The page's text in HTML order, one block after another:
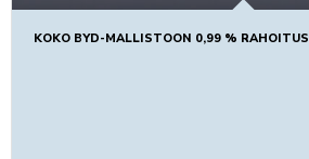
KOKO BYD-MALLISTOON 0,99 % RAHOITUS